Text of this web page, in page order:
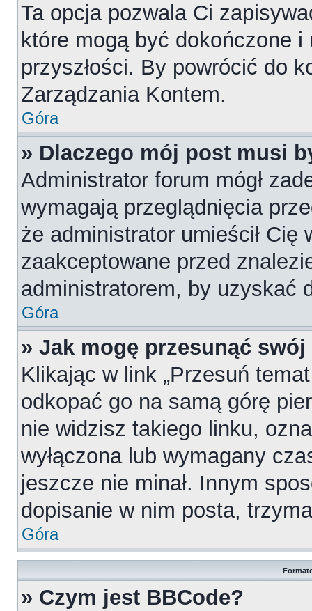
Ta opcja pozwala Ci
które mogą być dokończone
przyszłości. By powrócić do
Zarządzania Kontem.
Góra
» Dlaczego mój post musi
Administrator forum mógł
wymagają przeglądnięcia
że administrator umieścił
zaakceptowane przed
administratorem, by uzyskać
Góra
» Jak mogę przesunąć
Klikając w link „Przesuń
odkopać go na samą górę
nie widzisz takiego linku,
wyłączona lub wymagany
jeszcze nie minał. Innym
dopisanie w nim posta,
Góra
» Czym jest BBCode?